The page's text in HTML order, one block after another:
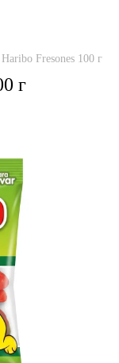
Fresones 100 г
г